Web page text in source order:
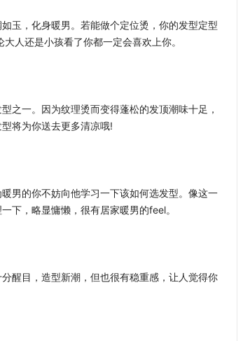
玉，化身暖男。若能做个定位烫，你的发型定型
人还是小孩看了你都一定会喜欢上你。
之一。因为纹理烫而变得蓬松的发顶潮味十足，
将为你送去更多清凉哦!
男的你不妨向他学习一下该如何选发型。像这一
下，略显慵懒，很有居家暖男的feel。
醒目，造型新潮，但也很有稳重感，让人觉得你